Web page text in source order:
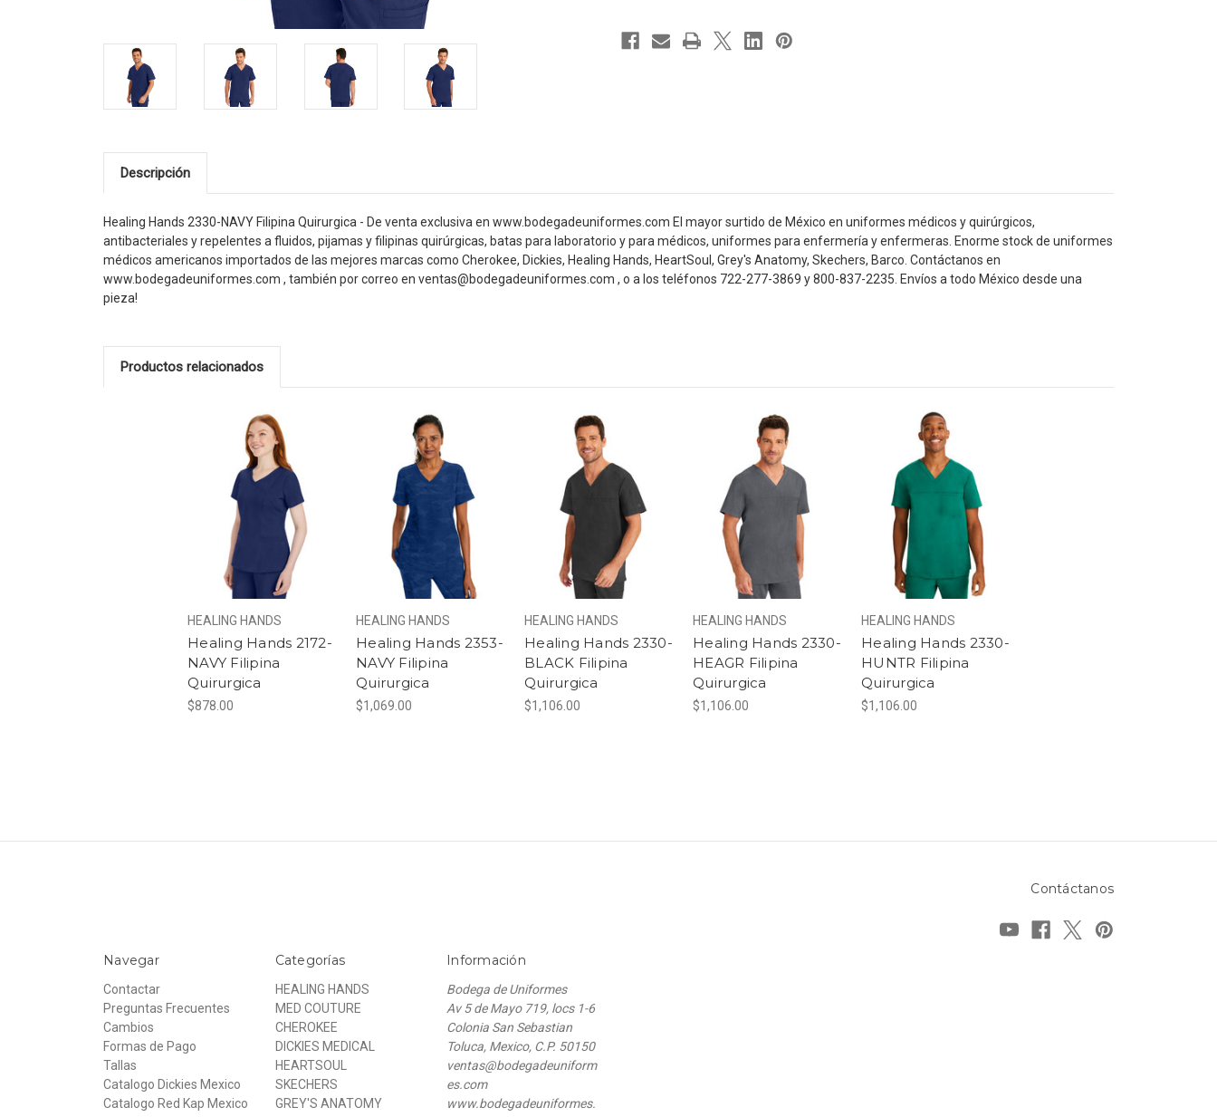
Descripción
Healing Hands 2330-NAVY Filipina Quirurgica - De venta exclusiva en www.bodegadeuniformes.com El mayor surtido de México en uniformes médicos y quirúrgicos,
antibacteriales y repelentes a fluidos, pijamas y filipinas quirúrgicas, batas para laboratorio y para médicos, uniformes para enfermería y enfermeras. Enorme stock de uniformes
médicos americanos importados de las mejores marcas como Cherokee, Dickies, Healing Hands, HeartSoul, Grey's Anatomy, Skechers, Barco. Contáctanos en
www.bodegadeuniformes.com , también por correo en ventas@bodegadeuniformes.com , o a los teléfonos 722-277-3869 y 800-837-2235. Envíos a todo México desde una
pieza!
Productos relacionados
HEALING HANDS
Healing Hands 2172-
NAVY Filipina
Quirurgica
$878.00
HEALING HANDS
Healing Hands 2353-
NAVY Filipina
Quirurgica
$1,069.00
HEALING HANDS
Healing Hands 2330-
BLACK Filipina
Quirurgica
$1,106.00
HEALING HANDS
Healing Hands 2330-
HEAGR Filipina
Quirurgica
$1,106.00
HEALING HANDS
Healing Hands 2330-
HUNTR Filipina
Quirurgica
$1,106.00
Contáctanos
Navegar
Contactar
Preguntas Frecuentes
Cambios
Formas de Pago
Tallas
Catalogo Dickies Mexico
Catalogo Red Kap Mexico
Categorías
HEALING HANDS
MED COUTURE
CHEROKEE
DICKIES MEDICAL
HEARTSOUL
SKECHERS
GREY'S ANATOMY
Información
Bodega de Uniformes
Av 5 de Mayo 719, locs 1-6
Colonia San Sebastian
Toluca, Mexico, C.P. 50150
ventas@bodegadeuniform
es.com
www.bodegadeuniformes.